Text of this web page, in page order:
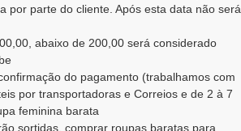
por parte do cliente. Após esta data não será
abaixo de 200,00 será considerado
do pagamento (trabalhamos com
por transportadoras e Correios e de 2 à 7
feminina barata
sortidas. comprar roupas baratas para